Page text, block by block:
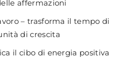
affermazioni
– trasforma il tempo di
di crescita
il cibo di energia positiva